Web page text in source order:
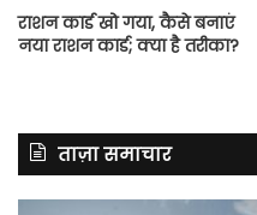
राशन कार्ड खो गया, कैसे बनाएं
नया राशन कार्ड; क्या है तरीका?
ताज़ा समाचार